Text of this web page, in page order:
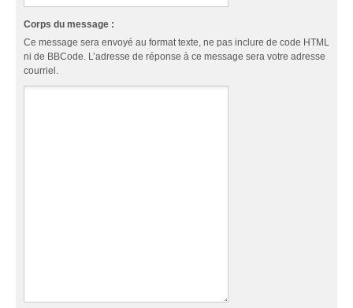
Corps du message :
Ce message sera envoyé au format texte, ne pas inclure de code HTML
ni de BBCode. L’adresse de réponse à ce message sera votre adresse
courriel.